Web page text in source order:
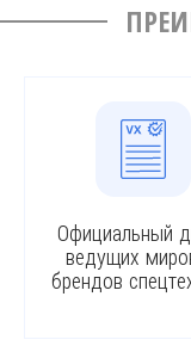
Официальный
ведущих
брендов